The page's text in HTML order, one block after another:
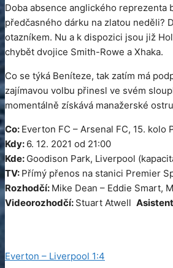
Doba absence anglického reprezenta
předčasného dárku na zlatou neděli?
otazníkem. Nu a k dispozici jsou již
chybět dvojice Smith-Rowe a Xhaka.
Co se týká Beníteze, tak zatím má
zajímavou volbu přinesl ve svém
momentálně získává manažerské
Co: Everton FC – Arsenal FC, 15. kolo
Kdy: 6. 12. 2021 od 21:00
Kde: Goodison Park, Liverpool
TV: Přímý přenos na stanici Premier
Rozhodčí: Mike Dean – Eddie Smart,
Videorozhodčí: Stuart Atwell
Everton – Liverpool 1:4